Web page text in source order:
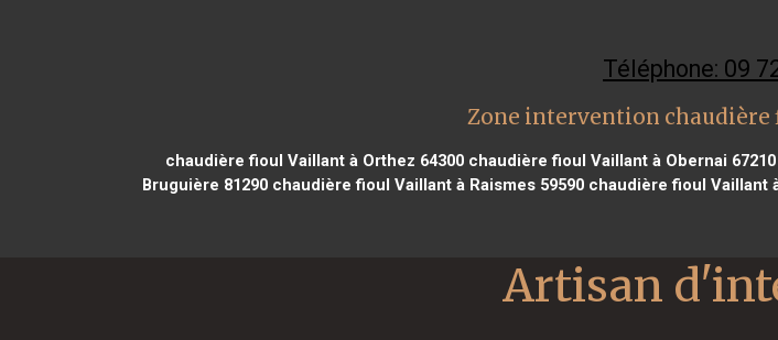
Téléphone: 09
Zone intervention
chaudière fioul Vaillant à Orthez 64300 chaudière fioul Vaillant à Obernai 67210
Bruguière 81290 chaudière fioul Vaillant à Raismes 59590 chaudière fioul Vaillant
Artisan